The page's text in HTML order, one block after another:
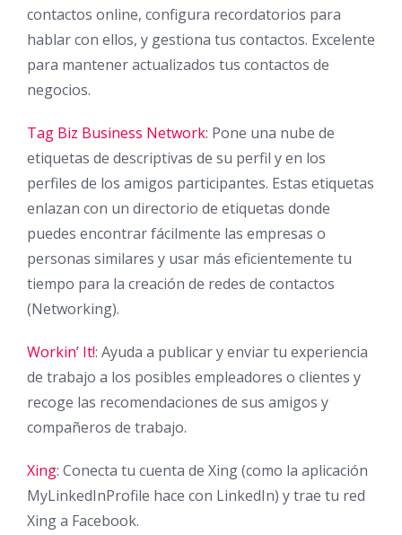
contactos online, configura recordatorios para
hablar con ellos, y gestiona tus contactos. Excelente
para mantener actualizados tus contactos de
negocios.
Tag Biz Business Network: Pone una nube de
etiquetas de descriptivas de su perfil y en los
perfiles de los amigos participantes. Estas etiquetas
enlazan con un directorio de etiquetas donde
puedes encontrar fácilmente las empresas o
personas similares y usar más eficientemente tu
tiempo para la creación de redes de contactos
(Networking).
Workin’ It!: Ayuda a publicar y enviar tu experiencia
de trabajo a los posibles empleadores o clientes y
recoge las recomendaciones de sus amigos y
compañeros de trabajo.
Xing: Conecta tu cuenta de Xing (como la aplicación
MyLinkedInProfile hace con LinkedIn) y trae tu red
Xing a Facebook.